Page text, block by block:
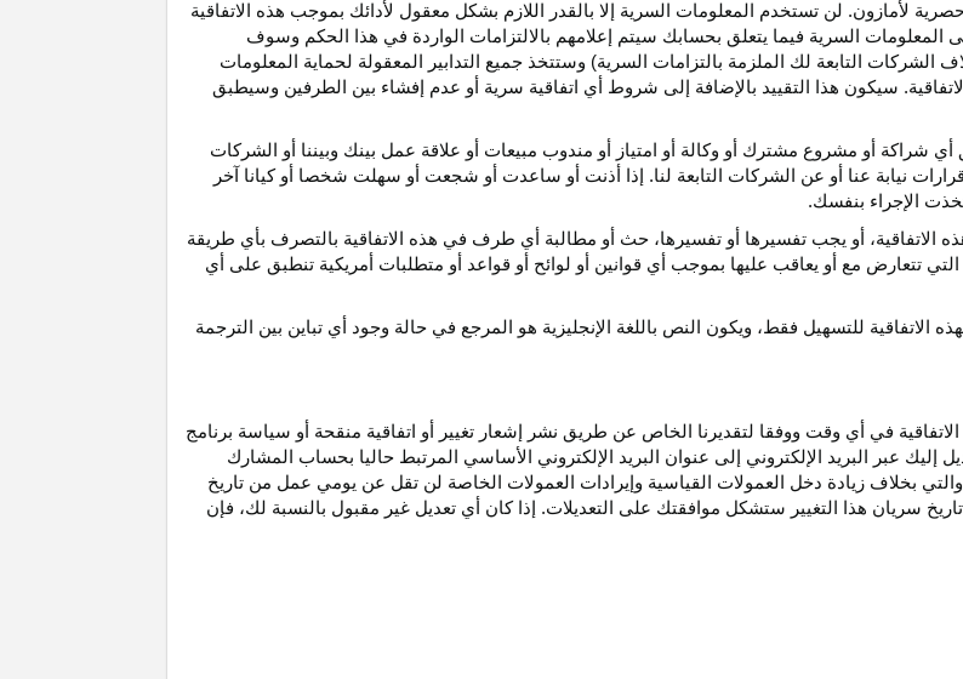
لن تستخدم المعلومات السرية إلا بالقدر اللازم بشكل معقول لأدائك بموجب هذه الاتفاقية
السرية فيما يتعلق بحسابك سيتم إعلامهم بالالتزامات الواردة في هذا الحكم وسوف
التابعة لك الملزمة بالتزامات السرية) وستتخذ جميع التدابير المعقولة لحماية المعلومات
سيكون هذا التقييد بالإضافة إلى شروط أي اتفاقية سرية أو عدم إفشاء بين الطرفين وسيطبق
أي شراكة أو مشروع مشترك أو وكالة أو امتياز أو مندوب مبيعات أو علاقة عمل بينك وبيننا أو الشركات
نيابة عنا أو عن الشركات التابعة لنا. إذا أذنت أو ساعدت أو شجعت أو سهلت شخصا أو كيانا آخر
الإجراء بنفسك.
الاتفاقية، أو يجب تفسيرها أو تفسيرها، حث أو مطالبة أي طرف في هذه الاتفاقية بالتصرف بأي طريقة
التي تتعارض مع أو يعاقب عليها بموجب أي قوانين أو لوائح أو قواعد أو متطلبات أمريكية تنطبق على أي
الاتفاقية للتسهيل فقط، ويكون النص باللغة الإنجليزية هو المرجع في حالة وجود أي تباين بين
الترجمة
في أي وقت ووفقا لتقديرنا الخاص عن طريق نشر إشعار تغيير أو اتفاقية منقحة أو سياسة برنامج
عبر البريد الإلكتروني إلى عنوان البريد الإلكتروني الأساسي المرتبط حاليا بحساب المشارك
والتي بخلاف زيادة دخل العمولات القياسية وإيرادات العمولات الخاصة لن تقل عن يومي عمل من تاريخ
سريان هذا التغيير ستشكل موافقتك على التعديلات. إذا كان أي تعديل غير مقبول بالنسبة لك، فإن